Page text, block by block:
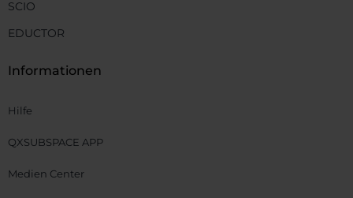
SCIO
EDUCTOR
Informationen
Hilfe
QXSUBSPACE APP
Medien Center